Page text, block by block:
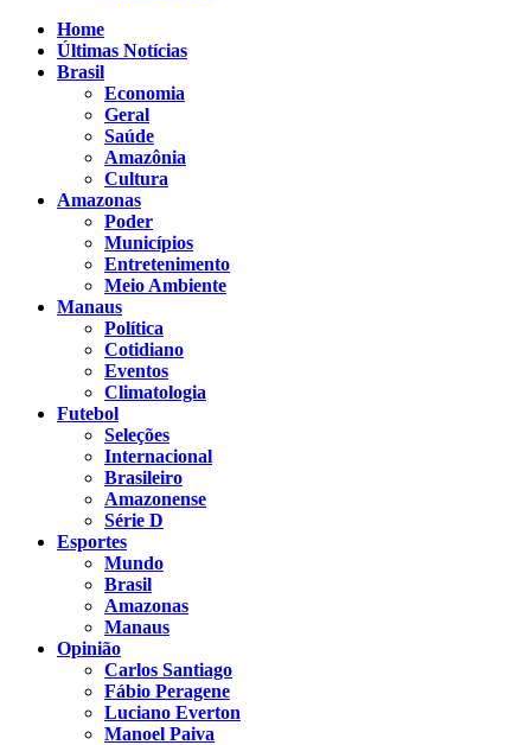
Home
Últimas Notícias
Brasil
Economia
Geral
Saúde
Amazônia
Cultura
Amazonas
Poder
Municípios
Entretenimento
Meio Ambiente
Manaus
Política
Cotidiano
Eventos
Climatologia
Futebol
Seleções
Internacional
Brasileiro
Amazonense
Série D
Esportes
Mundo
Brasil
Amazonas
Manaus
Opinião
Carlos Santiago
Fábio Peragene
Luciano Everton
Manoel Paiva